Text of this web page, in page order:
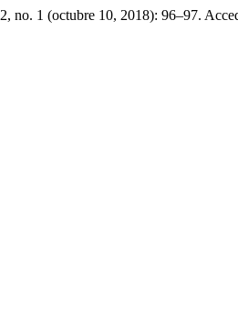
2, no. 1 (octubre 10, 2018): 96–97.